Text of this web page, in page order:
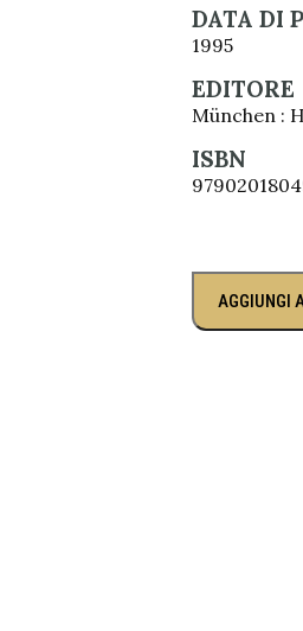
DATA DI
1995
EDITORE
München :
ISBN
AGGIUNGI